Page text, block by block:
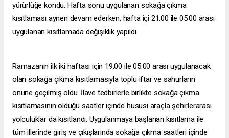
yürürlüğe kondu. Hafta sonu uygulanan sokağa çıkma
kısıtlaması aynen devam ederken, hafta içi 21.00 ile 05.00 arası
uygulanan kısıtlamada değişiklik yapıldı.
Ramazanın ilk iki haftası için 19.00 ile 05.00 arası uygulanacak
olan sokağa çıkma kısıtlamasıyla toplu iftar ve sahurların
önüne geçilmiş oldu. İlave tedbirlerle birlikte sokağa çıkma
kısıtlamasının olduğu saatler içinde hususi araçla şehirlerarası
yolculuklar da kısıtlandı. Uygulanmaya başlanan kısıtlama ile
tüm illerinde giriş ve çıkışlarında sokağa çıkma saatleri içinde